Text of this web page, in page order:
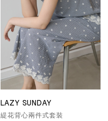
LAZY SUNDAY
緹花背心兩件式套裝